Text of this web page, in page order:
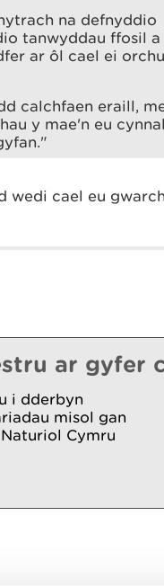
na defnyddio
tanwyddau ffosil
ar ôl cael ei
calchfaen eraill,
y mae'n eu
wedi cael eu
ar gyfer
i dderbyn
misol gan
Cymru